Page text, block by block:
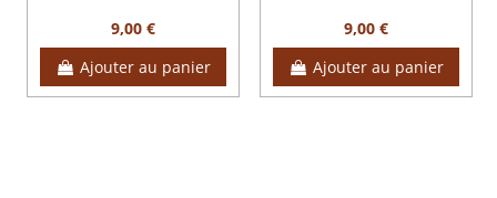
9,00 €
Ajouter au panier
9,00 €
Ajouter au panier